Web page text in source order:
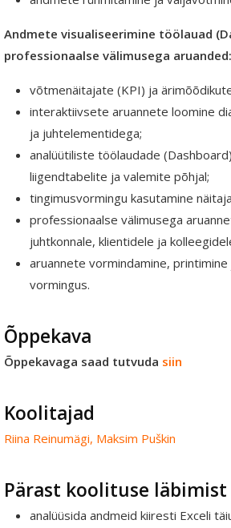
Andmete visualiseerimine töölauad
professionaalse välimusega aruanded:
võtmenäitajate (KPI) ja
interaktiivsete aruannete loomine
ja juhtelementidega;
analüütiliste töölaudade
liigendtabelite ja valemite põhjal;
tingimusvormingu kasutamine
professionaalse välimusega
juhtkonnale, klientidele ja
aruannete vormindamine,
vormingus.
Õppekava
Õppekavaga saad tutvuda siin
Koolitajad
Riina Reinumägi, Maksim Puškin
Pärast koolituse läbimist
analüüsida andmeid kiiresti Exceli